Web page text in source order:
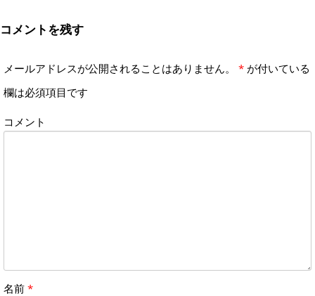
コメントを残す
メールアドレスが公開されることはありません。 * が付いている
欄は必須項目です
コメント
名前 *